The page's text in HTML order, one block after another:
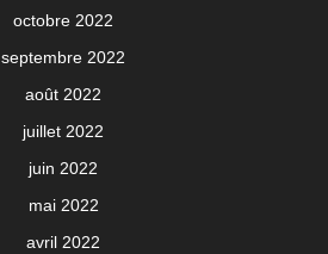
octobre 2022
septembre 2022
août 2022
juillet 2022
juin 2022
mai 2022
avril 2022